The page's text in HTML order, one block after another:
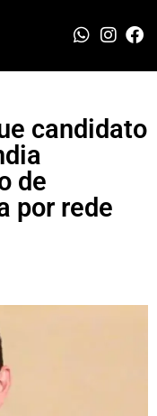
candidato
de
por rede